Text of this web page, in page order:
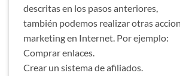
descritas en los pasos anteriores,
también podemos realizar otras
marketing en Internet. Por ejemplo:
Comprar enlaces.
Crear un sistema de afiliados.